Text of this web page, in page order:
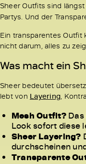
Sheer Outfits sind
Partys. Und der
Ein transparentes Outfit
nicht darum, alles zu
Was macht ein
Sheer bedeutet
lebt von Layering,
Mesh Outfit?Das
Look sofort diese
Sheer Layering?
durchscheinen
Transparente